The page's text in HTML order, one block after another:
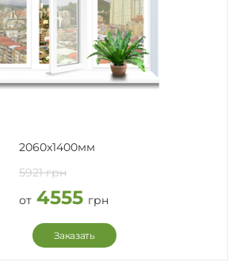
2060x1400мм
5921 грн
от 4555 грн
Заказать